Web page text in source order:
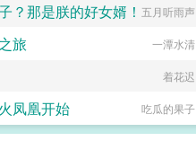
糖中猫
？那是朕的好女婿！ 五月听雨声
旅 一潭水清
着花迟
凤凰开始 吃瓜的果子